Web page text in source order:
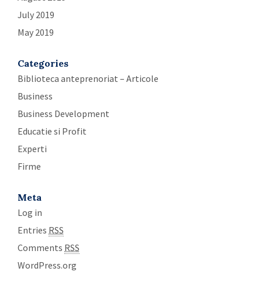
July 2019
May 2019
Categories
Biblioteca anteprenoriat – Articole
Business
Business Development
Educatie si Profit
Experti
Firme
Meta
Log in
Entries RSS
Comments RSS
WordPress.org